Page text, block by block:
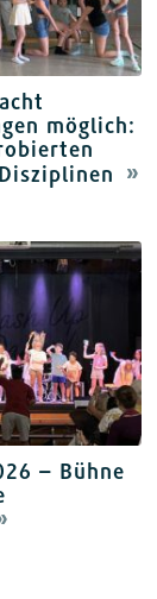
möglich:
– Bühne